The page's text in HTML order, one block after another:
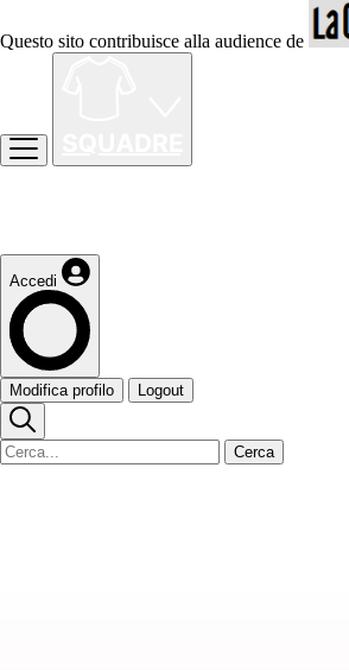
Questo sito contribuisce alla audience de
Accedi
Modifica profilo Logout
Cerca